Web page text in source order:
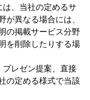
、当社の定めるサ
が異なる場合には、
の掲載サービス分野
を削除したりする場
レゼン提案、直接
の定める様式で当該